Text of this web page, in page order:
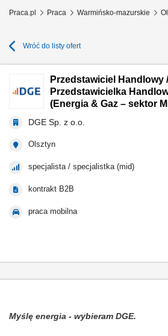
Praca.pl Praca Warmińsko-mazurskie
Wróć do listy ofert
Przedstawiciel Handlowy /
Przedstawicielka
(Energia & Gaz – sektor
DGE Sp. z o.o.
Olsztyn
specjalista / specjalistka (mid)
kontrakt B2B
praca mobilna
Myślę energia - wybieram DGE.